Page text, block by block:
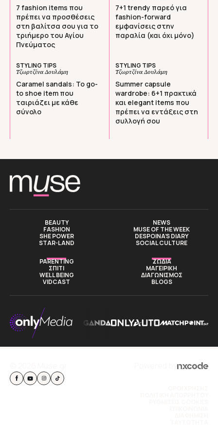
7 fashion items που
πρέπει να προσθέσεις
στη βαλίτσα σου για το
τριήμερο του Αγίου
Πνεύματος
7+1 trendy παρεό για
fashion-forward
εμφανίσεις στην
παραλία (και όχι μόνο)
STYLING TIPS
Τζωρτζίνα Δουλάμη
Caramel sandals: Το go-
to shoe item που
ταιριάζει με κάθε
σύνολο
STYLING TIPS
Τζωρτζίνα Δουλάμη
Summer capsule
wardrobe: 6+1 πρακτικά
και elegant items που
πρέπει να εντάξεις στη
συλλογή σου
BEAUTY
FASHION
SHE POWER
STAR-LAND
NEWS
MUSE OF THE WEEK
DESPOINA’S DIARY
SOCIAL CULTURE
PARENTING
ΣΠΙΤΙ
WELL BEING
VIDCAST
ΖΩΔΙΑ
ΜΑΓΕΙΡΙΚΗ
ΔΙΑΓΩΝΙΣΜΟΣ
BLOGS